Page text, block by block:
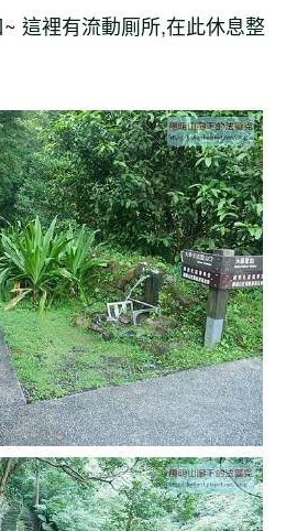
這裡有流動厠所,在此休息整